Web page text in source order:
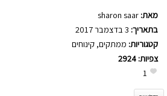
מאת: sharon saar
בתאריך:
קטגוריות: ממתקים, קינוחים
צפיות: 2924
1